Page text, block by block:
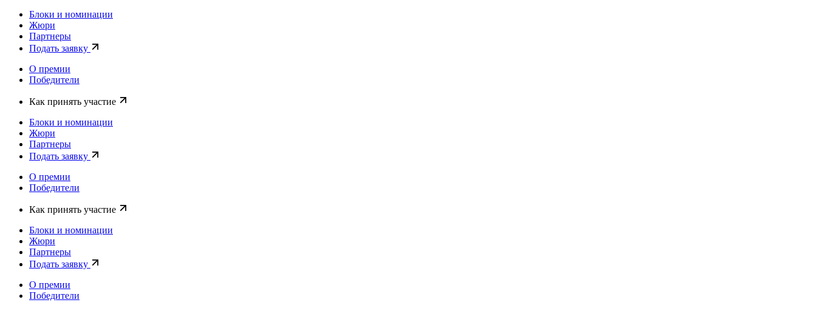
Блоки и номинации
Жюри
Партнеры
Подать заявку
О премии
Победители
Как принять участие
Блоки и номинации
Жюри
Партнеры
Подать заявку
О премии
Победители
Как принять участие
Блоки и номинации
Жюри
Партнеры
Подать заявку
О премии
Победители